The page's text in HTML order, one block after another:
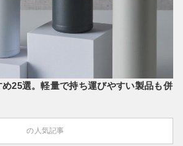
25選。軽量で持ち運びやすい製品も併
の人気記事